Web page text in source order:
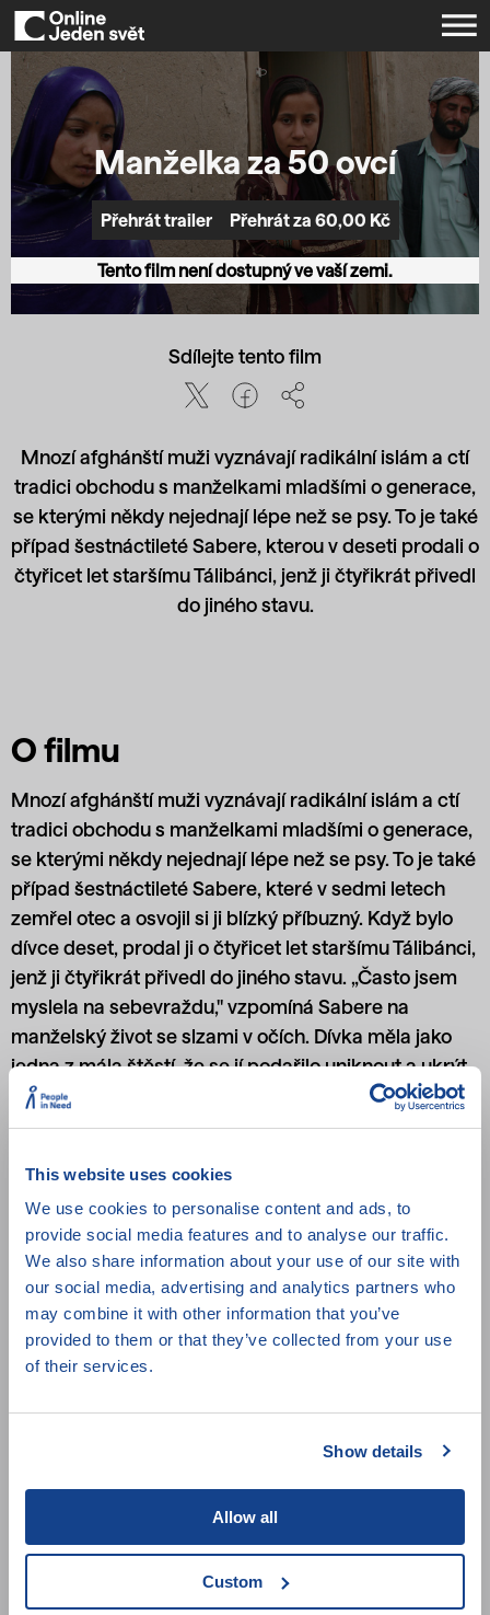
This website uses cookies
We use cookies to personalise content and ads, to
provide social media features and to analyse our traffic.
We also share information about your use of our site with
our social media, advertising and analytics partners who
may combine it with other information that you’ve
provided to them or that they’ve collected from your use
of their services.
Show details
Allow all
Custom
Manželka za 50 ovcí
Přehrát trailer Přehrát za 60,00 Kč
Tento film není dostupný ve vaší zemi.
Sdílejte tento film
Mnozí afghánští muži vyznávají radikální islám a ctí
tradici obchodu s manželkami mladšími o generace,
se kterými někdy nejednají lépe než se psy. To je také
případ šestnáctileté Sabere, kterou v deseti prodali o
čtyřicet let staršímu Tálibánci, jenž ji čtyřikrát přivedl
do jiného stavu.
O filmu
Mnozí afghánští muži vyznávají radikální islám a ctí
tradici obchodu s manželkami mladšími o generace,
se kterými někdy nejednají lépe než se psy. To je také
případ šestnáctileté Sabere, které v sedmi letech
zemřel otec a osvojil si ji blízký příbuzný. Když bylo
dívce deset, prodal ji o čtyřicet let staršímu Tálibánci,
jenž ji čtyřikrát přivedl do jiného stavu. „Často jsem
myslela na sebevraždu," vzpomíná Sabere na
manželský život se slzami v očích. Dívka měla jako
jedna z mála štěstí, že se jí podařilo uniknout a ukrýt
se v azylovém domě pro ženy s podobným osudem.
Ani poté ovšem nemá vyhráno. V upřímném snímku
snahu Sabeřiny chudé matky a jejího muže
dosáhnout dceřina rozvodu. Když se zdá, že osud je
jim konečně nakloněn, nevlastní otec dostává
výhrůžky kvůli své druhé dceři, desetileté Farzenah.
Výměnou za stádo ovcí ji kdysi slíbil jinému muži.
„Splátka" měla proběhnout po jejích patnáctinách,
ženich si však usmyslel, že ji chce dříve…
Země původu:Švédsko
Stopáž:52 min
Zařazení:Porušování lidských práv